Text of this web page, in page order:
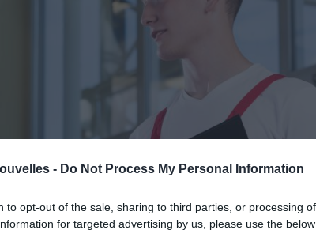
- Do Not Process My Personal Information
to opt-out of the sale, sharing to third parties, or processing
for targeted advertising by us, please use the